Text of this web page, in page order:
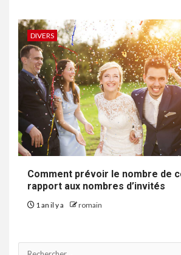
DIVERS
Comment prévoir le nombre de
rapport aux nombres d’invités
1 an il y a romain
Rechercher :